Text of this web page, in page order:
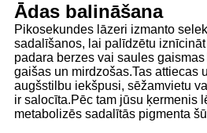
Ādas balināšana
Pikosekundes lāzeri izmanto
sadalīšanos, lai palīdzētu
padara berzes vai saules
gaišas un mirdzošas.Tas attiecas
augšstilbu iekšpusi, sēžamvietu
ir salocīta.Pēc tam jūsu ķermenis
metabolizēs sadalītās pigmenta